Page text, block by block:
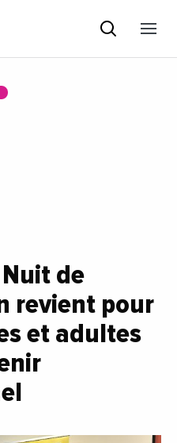
de
revient pour
et adultes